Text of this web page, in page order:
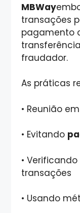
MBWay
transações
pagamento
fraudador.
As práticas
• Reunião em
• Evitando
•
transações
• Usando